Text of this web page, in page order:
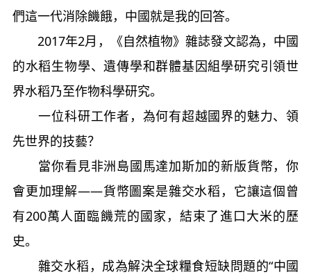
們這一代消除饑餓，中國就是我的回答。
2017年2月，《自然植物》雜誌發文認為，中國
的水稻生物學、遺傳學和群體基因組學研究引領世
界水稻乃至作物科學研究。
一位科研工作者，為何有超越國界的魅力、領
先世界的技藝？
當你看見非洲島國馬達加斯加的新版貨幣，你
會更加理解——貨幣圖案是雜交水稻，它讓這個曾
有200萬人面臨饑荒的國家，結束了進口大米的歷
史。
雜交水稻，成為解決全球糧食短缺問題的“中國